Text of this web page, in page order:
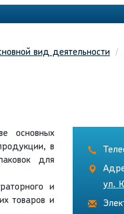
вид деятельности
основных
в
для
и
товаров и
ул.